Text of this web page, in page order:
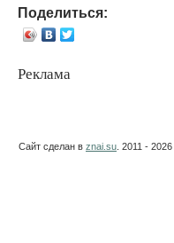
Поделиться:
Реклама
Сайт сделан в znai.su . 2011 - 2026